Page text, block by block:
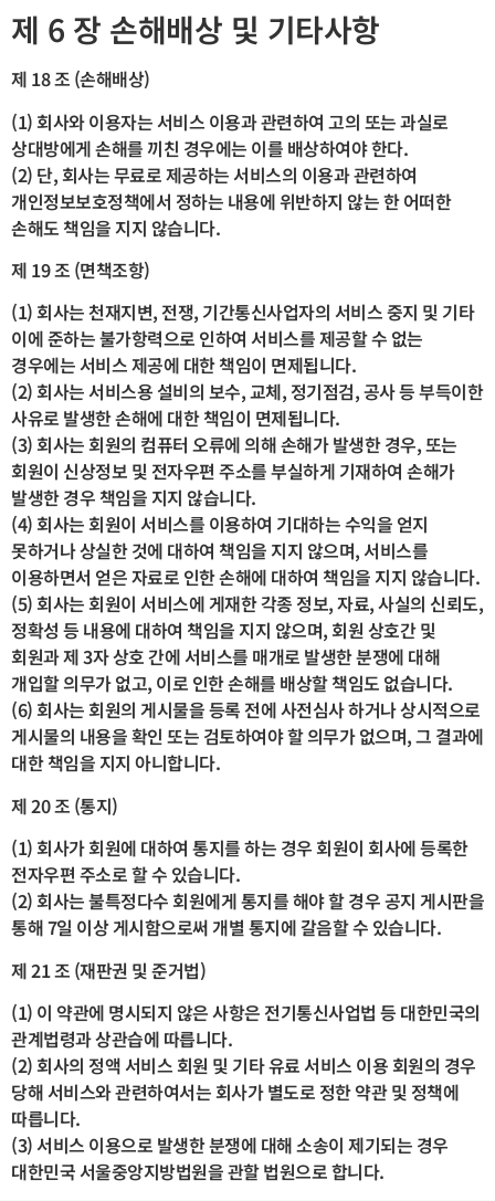
제 6 장 손해배상 및 기타사항
제 18 조 (손해배상)
(1) 회사와 이용자는 서비스 이용과 관련하여 고의 또는 과실로
상대방에게 손해를 끼친 경우에는 이를 배상하여야 한다.
(2) 단, 회사는 무료로 제공하는 서비스의 이용과 관련하여
개인정보보호정책에서 정하는 내용에 위반하지 않는 한 어떠한
손해도 책임을 지지 않습니다.
제 19 조 (면책조항)
(1) 회사는 천재지변, 전쟁, 기간통신사업자의 서비스 중지 및 기타
이에 준하는 불가항력으로 인하여 서비스를 제공할 수 없는
경우에는 서비스 제공에 대한 책임이 면제됩니다.
(2) 회사는 서비스용 설비의 보수, 교체, 정기점검, 공사 등 부득이한
사유로 발생한 손해에 대한 책임이 면제됩니다.
(3) 회사는 회원의 컴퓨터 오류에 의해 손해가 발생한 경우, 또는
회원이 신상정보 및 전자우편 주소를 부실하게 기재하여 손해가
발생한 경우 책임을 지지 않습니다.
(4) 회사는 회원이 서비스를 이용하여 기대하는 수익을 얻지
못하거나 상실한 것에 대하여 책임을 지지 않으며, 서비스를
이용하면서 얻은 자료로 인한 손해에 대하여 책임을 지지 않습니다.
(5) 회사는 회원이 서비스에 게재한 각종 정보, 자료, 사실의 신뢰도,
정확성 등 내용에 대하여 책임을 지지 않으며, 회원 상호간 및
회원과 제 3자 상호 간에 서비스를 매개로 발생한 분쟁에 대해
개입할 의무가 없고, 이로 인한 손해를 배상할 책임도 없습니다.
(6) 회사는 회원의 게시물을 등록 전에 사전심사 하거나 상시적으로
게시물의 내용을 확인 또는 검토하여야 할 의무가 없으며, 그 결과에
대한 책임을 지지 아니합니다.
제 20 조 (통지)
(1) 회사가 회원에 대하여 통지를 하는 경우 회원이 회사에 등록한
전자우편 주소로 할 수 있습니다.
(2) 회사는 불특정다수 회원에게 통지를 해야 할 경우 공지 게시판을
통해 7일 이상 게시함으로써 개별 통지에 갈음할 수 있습니다.
제 21 조 (재판권 및 준거법)
(1) 이 약관에 명시되지 않은 사항은 전기통신사업법 등 대한민국의
관계법령과 상관습에 따릅니다.
(2) 회사의 정액 서비스 회원 및 기타 유료 서비스 이용 회원의 경우
당해 서비스와 관련하여서는 회사가 별도로 정한 약관 및 정책에
따릅니다.
(3) 서비스 이용으로 발생한 분쟁에 대해 소송이 제기되는 경우
대한민국 서울중앙지방법원을 관할 법원으로 합니다.